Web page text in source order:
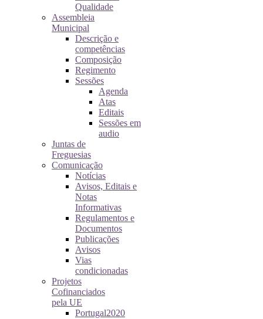
Qualidade
Assembleia
Municipal
Descrição e
competências
Composição
Regimento
Sessões
Agenda
Atas
Editais
Sessões em
audio
Juntas de
Freguesias
Comunicação
Notícias
Avisos, Editais e
Notas
Informativas
Regulamentos e
Documentos
Publicações
Avisos
Vias
condicionadas
Projetos
Cofinanciados
pela UE
Portugal2020